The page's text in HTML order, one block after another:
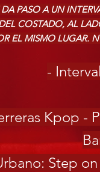
PASO A UN
COSTADO, AL
EL MISMO LUGAR.
-
Kpop -
Step